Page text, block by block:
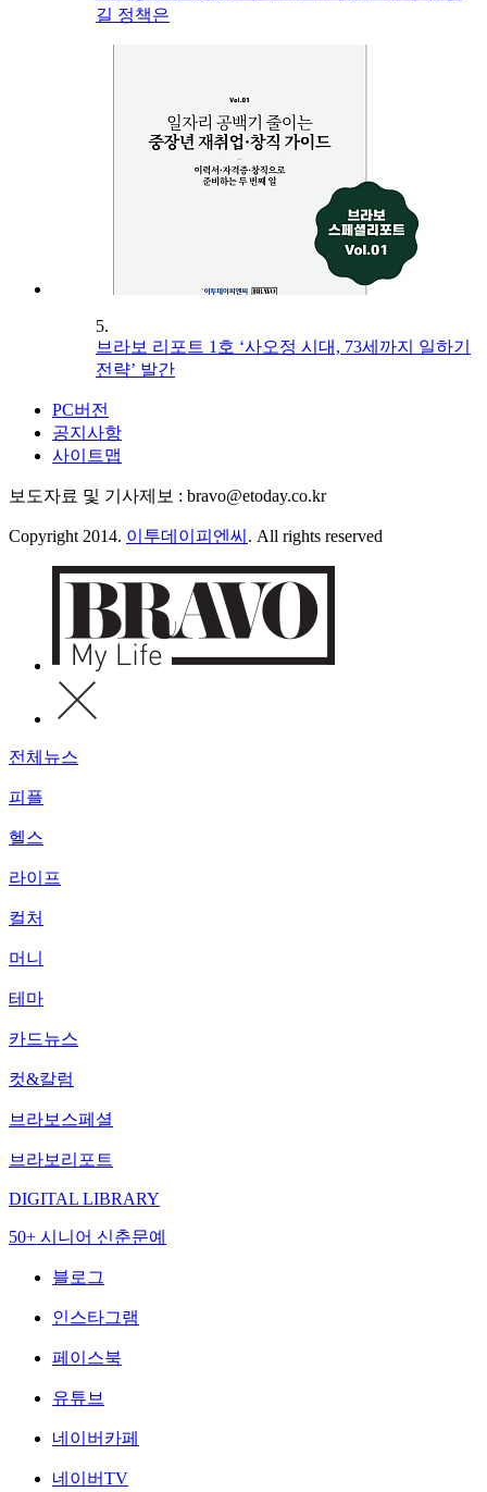
길 정책은
5.
브라보 리포트 1호 ‘사오정 시대, 73세까지 일하기
전략’ 발간
PC버전
공지사항
사이트맵
보도자료 및 기사제보 : bravo@etoday.co.kr
Copyright 2014. 이투데이피엔씨 . All rights reserved
전체뉴스
피플
헬스
라이프
컬처
머니
테마
카드뉴스
컷&칼럼
브라보스페셜
브라보리포트
DIGITAL LIBRARY
50+ 시니어 신춘문예
블로그
인스타그램
페이스북
유튜브
네이버카페
네이버TV